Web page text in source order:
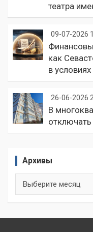
театра
09-07-2026
как
в
26-06-2026
В
Архивы